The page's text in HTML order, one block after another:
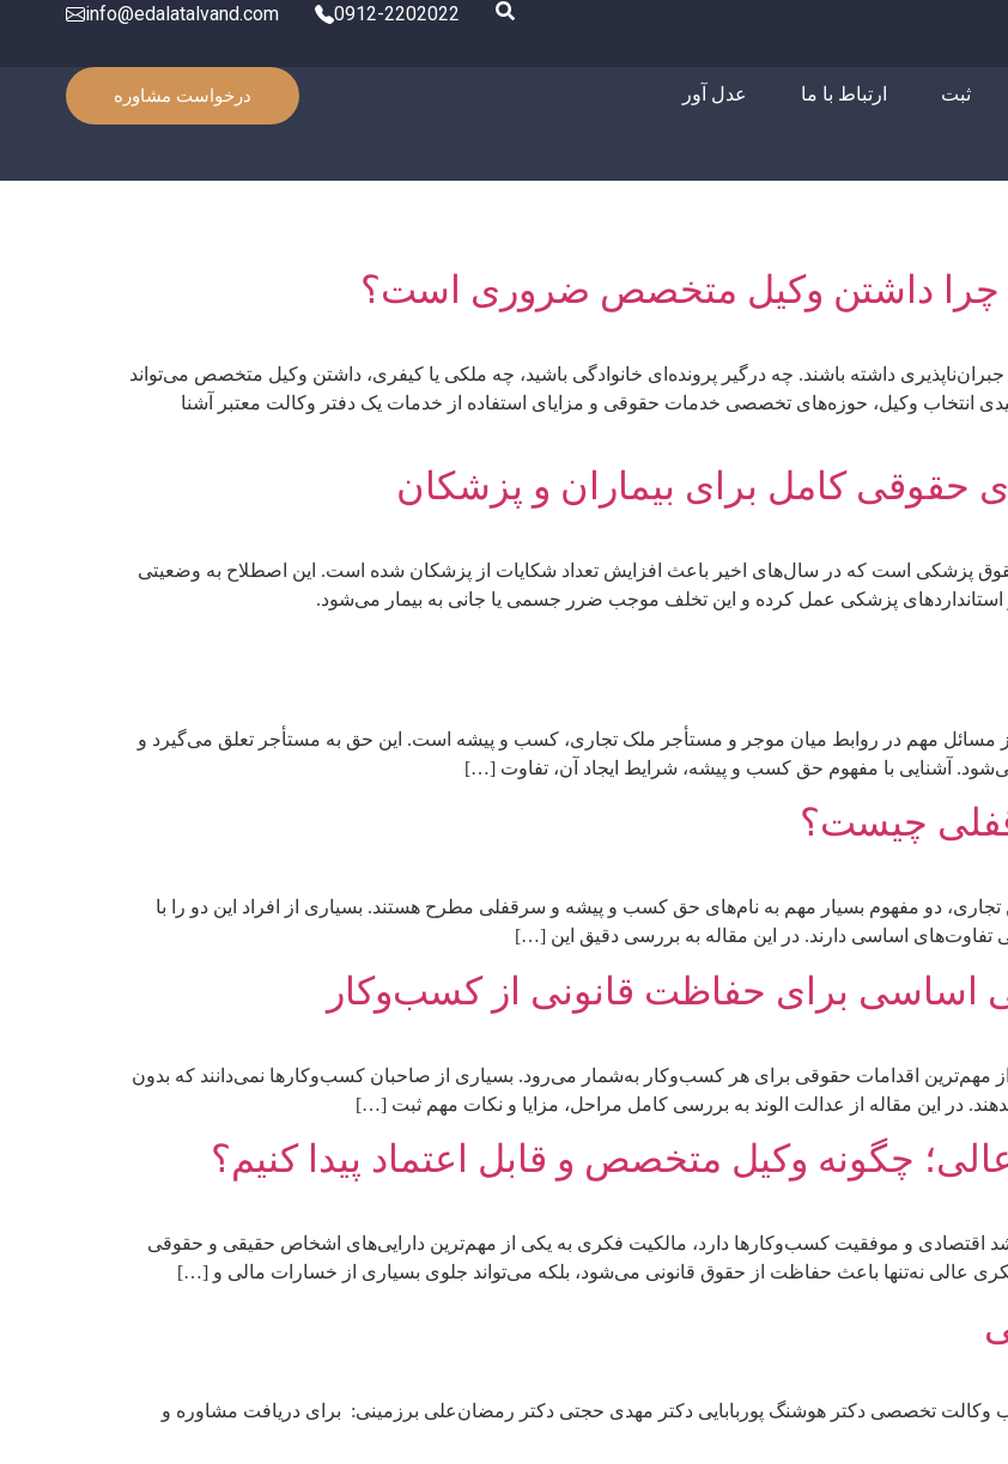
info@edalatalvand.com 0912-2202022
ثبت ارتباط با ما عدل آور درخواست مشاوره
| چرا داشتن وکیل متخصص ضروری است؟
داشته باشند. چه درگیر پرونده‌ای خانوادگی باشید، چه ملکی یا کیفری، داشتن وکیل متخصص می‌تواند
انتخاب وکیل، حوزه‌های تخصصی خدمات حقوقی و مزایای استفاده از خدمات یک دفتر وکالت معتبر آشنا
کامل برای بیماران و پزشکان
پزشکی است که در سال‌های اخیر باعث افزایش تعداد شکایات از پزشکان شده است. این اصطلاح به وضعیتی
پزشکی عمل کرده و این تخلف موجب ضرر جسمی یا جانی به بیمار می‌شود.
مهم در روابط میان موجر و مستأجر ملک تجاری، کسب و پیشه است. این حق به مستأجر تعلق می‌گیرد و
آشنایی با مفهوم حق کسب و پیشه، شرایط ایجاد آن، تفاوت […]
چیست؟
دو مفهوم بسیار مهم به نام‌های حق کسب و پیشه و سرقفلی مطرح هستند. بسیاری از افراد این دو را با
تفاوت‌های اساسی دارند. در این مقاله به بررسی دقیق این […]
اساسی برای حفاظت قانونی از کسب‌وکار
مهم‌ترین اقدامات حقوقی برای هر کسب‌وکار به‌شمار می‌رود. بسیاری از صاحبان کسب‌وکارها نمی‌دانند که بدون
در این مقاله از عدالت الوند به بررسی کامل مراحل، مزایا و نکات مهم ثبت […]
چگونه وکیل متخصص و قابل اعتماد پیدا کنیم؟
اقتصادی و موفقیت کسب‌وکارها دارد، مالکیت فکری به یکی از مهم‌ترین دارایی‌های اشخاص حقیقی و حقوقی
عالی نه‌تنها باعث حفاظت از حقوق قانونی می‌شود، بلکه می‌تواند جلوی بسیاری از خسارات مالی و […]
تخصصی دکتر هوشنگ پوربابایی دکتر مهدی حجتی دکتر رمضان‌علی برزمینی: برای دریافت مشاوره و